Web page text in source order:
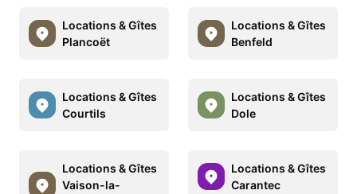
Locations & Gîtes
Plancoët
Locations & Gîtes
Benfeld
Locations & Gîtes
Courtils
Locations & Gîtes
Dole
Locations & Gîtes
Vaison-la-
Locations & Gîtes
Carantec